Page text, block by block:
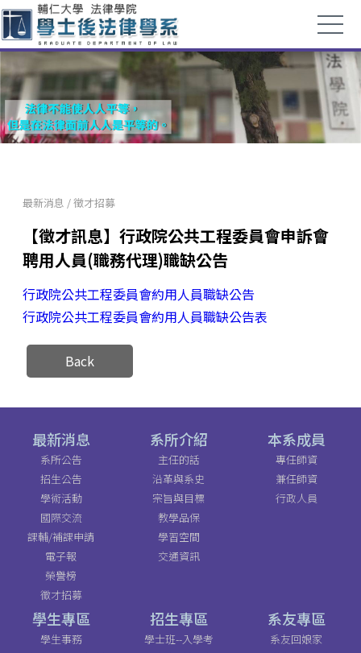
最新消息 /徵才招募
【徵才訊息】行政院公共工程委員會申訴會
聘用人員(職務代理)職缺公告
行政院公共工程委員會約用人員職缺公告
行政院公共工程委員會約用人員職缺公告表
Back
最新消息
系所公告
招生公告
學術活動
國際交流
課輔/補課申請
電子報
榮譽榜
徵才招募
系所介紹
主任的話
沿革與系史
宗旨與目標
教學品保
學習空間
交通資訊
本系成員
專任師資
兼任師資
行政人員
學生專區
學生事務
招生專區
學士班--入學考
系友專區
系友回娘家